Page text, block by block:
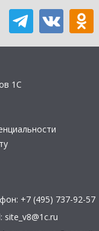
1С
+7 (495) 737-92-57
site_v8@1c.ru